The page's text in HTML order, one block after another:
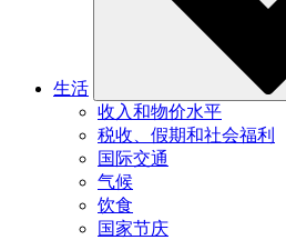
生活
收入和物价水平
税收、假期和社会福利
国际交通
气候
饮食
国家节庆